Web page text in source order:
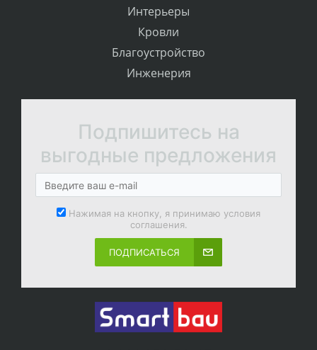
Интерьеры
Кровли
Благоустройство
Инженерия
Подпишитесь на
выгодные предложения
Нажимая на кнопку, я принимаю условия
соглашения.
ПОДПИСАТЬСЯ